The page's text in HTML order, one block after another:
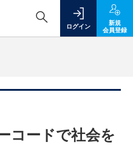
ログイン
新規
会員登録
コードで社会を